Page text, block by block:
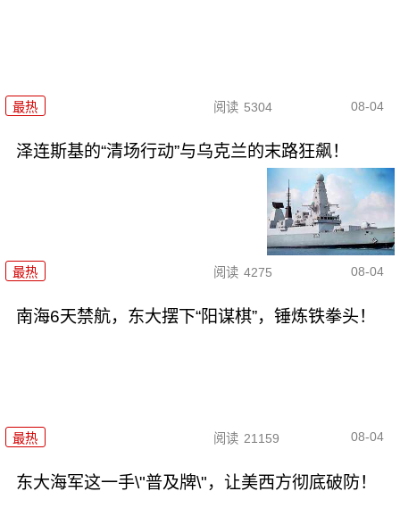
最热 阅读 5304 08-04
泽连斯基的“清场行动”与乌克兰的末路狂飙！
最热 阅读 4275 08-04
南海6天禁航，东大摆下“阳谋棋”，锤炼铁拳头！
最热 阅读 21159 08-04
东大海军这一手\"普及牌\"，让美西方彻底破防！